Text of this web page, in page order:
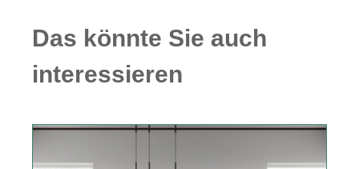
Das könnte Sie auch
interessieren